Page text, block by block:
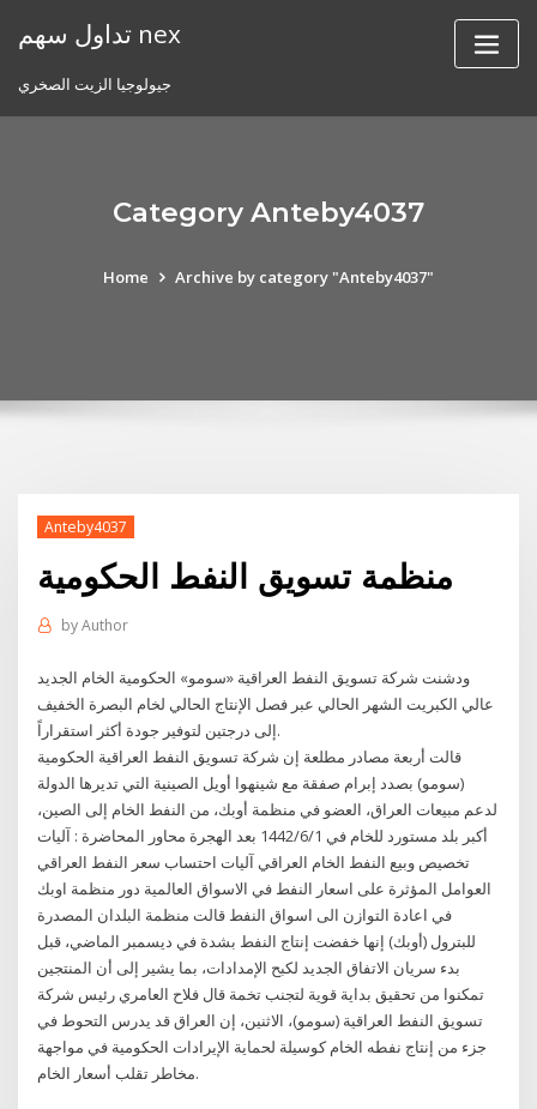
تداول سهم nex
جيولوجيا الزيت الصخري
Category Anteby4037
Home Archive by category "Anteby4037"
Anteby4037
منظمة تسويق النفط الحكومية
byAuthor
ودشنت شركة تسويق النفط العراقية «سومو» الحكومية الخام الجديد
عالي الكبريت الشهر الحالي عبر فصل الإنتاج الحالي لخام البصرة الخفيف
إلى درجتين لتوفير جودة أكثر استقراراً.
قالت أربعة مصادر مطلعة إن شركة تسويق النفط العراقية الحكومية
(سومو) بصدد إبرام صفقة مع شينهوا أويل الصينية التي تديرها الدولة
لدعم مبيعات العراق، العضو في منظمة أوبك، من النفط الخام إلى الصين،
أكبر بلد مستورد للخام في 1‏‏/6‏‏/1442 بعد الهجرة محاور المحاضرة : آليات
تخصيص وبيع النفط الخام العراقي آليات احتساب سعر النفط العراقي
العوامل المؤثرة على اسعار النفط في الاسواق العالمية دور منظمة اوبك
في اعادة التوازن الى اسواق النفط قالت منظمة البلدان المصدرة
للبترول (أوبك) إنها خفضت إنتاج النفط بشدة في ديسمبر الماضي، قبل
بدء سريان الاتفاق الجديد لكبح الإمدادات، بما يشير إلى أن المنتجين
تمكنوا من تحقيق بداية قوية لتجنب تخمة قال فلاح العامري رئيس شركة
تسويق النفط العراقية (سومو)، الاثنين، إن العراق قد يدرس التحوط في
جزء من إنتاج نفطه الخام كوسيلة لحماية الإيرادات الحكومية في مواجهة
مخاطر تقلب أسعار الخام.